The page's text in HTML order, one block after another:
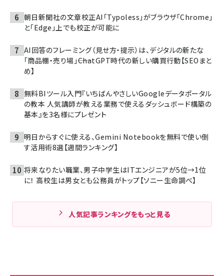
朝日新聞社の文章校正AI「Typoless」がブラウザ「Chrome」
と「Edge」上でも校正が可能に
AI回答のフレーミング（見せ方・提示）は、デジタルの新たな
「商品棚・売り場」――ChatGPT時代の新しい購買行動【SEOまと
め】
無料BIツール入門『いちばんやさしいGoogleデータポータル
の教本 人気講師が教える業務で使えるダッシュボード構築の
基本』を3名様にプレゼント
明日からすぐに使える、Gemini Notebookを無料で使い倒
す活用術8選【週間ランキング】
将来なりたい職業、男子中学生はITエンジニアが5位→1位
に！ 高校生は男女とも公務員がトップ【ソニー生命調べ】
人気記事ランキングをもっと見る